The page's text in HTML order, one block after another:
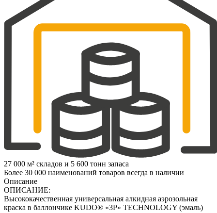
27 000 м² складов и 5 600 тонн запаса
Более 30 000 наименований товаров всегда в наличии
Описание
ОПИСАНИЕ:
Высококачественная универсальная алкидная аэрозольная
краска в баллончике KUDO® «3P» TECHNOLOGY (эмаль)